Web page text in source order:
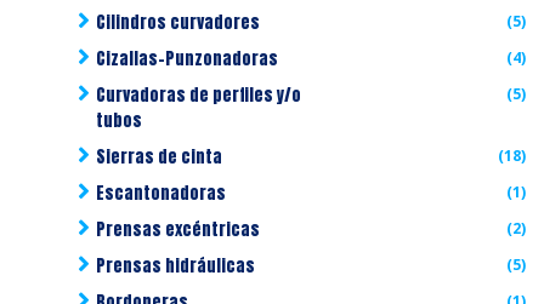
Cilindros curvadores (5)
Cizallas-Punzonadoras (4)
Curvadoras de perfiles y/o
tubos
(5)
Sierras de cinta (18)
Escantonadoras (1)
Prensas excéntricas (2)
Prensas hidráulicas (5)